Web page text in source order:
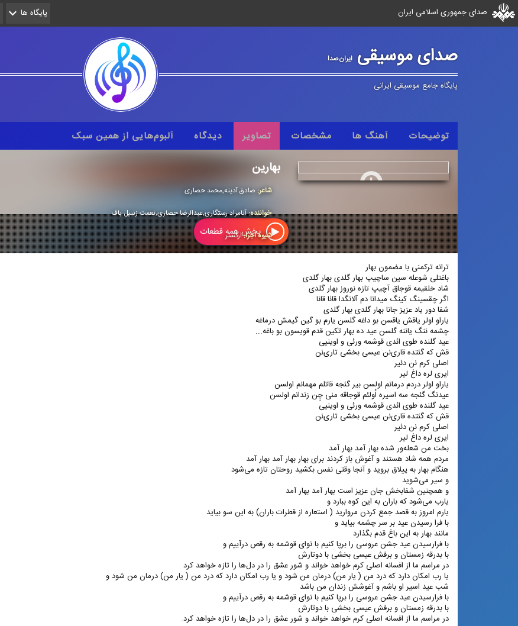
صدای جمهوری اسلامی ایران پایگاه ها
صدای موسیقیایران‌صدا
پایگاه جامع موسیقی ایرانی
توضیحات آهنگ ها مشخصات تصاویر دیدگاه آلبوم‌هایی از همین سبک
بهارین
شاعر: صادق آدینه,محمد حصاری
خواننده:آنامراد رستگاری,عبدالرضا حصاری,نعمت زنبیل باف
شیوه اجرا:اركستر
پخش همه قطعات
ترانه ترکمنی با مضمون بهار
باغتلی شوعله سین ساچیپ بهار گلدی بهار گلدی
شاد خلقیمه قوجاق آچیپ تازه نوروز بهار گلدی
اگر چقسینگ کینگ میدانا دم آلانگدا قانا قانا
شفا دور یاد عزیز جانا بهار گلدی بهار گلدی
یاراو اولر یاقش یاقسن بو داغه گلسن یارم بو گین گیمش درماغه
چشمه ننگ یاننه گلسن عید ده بهار تکین قدم قویسون بو باغه...
عید گلنده طوی ائدی قوشمه ورئی و اوینیی
قش که گئتده قاری‌نن عیسی بخشی تاری‌نن
اصلی کرم نن دئیر
ایری لره داغ لیر
یاراو اولر دردم درمانم اولسن بیر گئجه قاتلم مهمانم اولسن
عیدنگ گئجه سه اسیره اُولئم قوجاقه منی چِن زندانم اولسن
عید گلنده طوی ائدی قوشمه ورئی و اوینیی
قش که گئتده قاری‌نن عیسی بخشی تاری‌نن
اصلی کرم نن دئیر
ایری لره داغ لیر
بخت من شعله‌ور شده بهار آمد بهار آمد
مردم همه شاد هستند و آغوش باز کردند برای بهار بهار آمد بهار آمد
هنگام بهار به ییلاق بروید و آنجا وقتی نفس بکشید روحتان تازه می‌شود
و سیر می‌شوید
و همچنین شفابخش جان عزیز است بهار آمد بهار آمد
یارب می‌شود که باران به این کوه ببارد و
یارم امروز به قصد جمع کردن مروارید ( استعاره از قطرات باران) به این سو بیاید
با فرا رسیدن عید بر سر چشمه بیاید و
مانند بهار به این باغ قدم بگذارد
با فرارسیدن عید جشن عروسی را برپا کنیم با نوای قوشمه به رقص درآییم و
با بدرقه زمستان و برفش عیسی بخشی با دوتارش
در مراسم ما از افسانه اصلی کرم خواهد خواند و شور عشق را در دل‌ها را تازه خواهد کرد
یا رب امکان دارد که درد من ( یار من) درمان من شود و یا رب امکان دارد که درد من ( یار من) درمان من شود و
شب عید اسیر او باشم و آغوشش زندان من باشد
با فرارسیدن عید جشن عروسی را برپا کنیم با نوای قوشمه به رقص درآییم و
با بدرقه زمستان و برفش عیسی بخشی با دوتارش
در مراسم ما از افسانه اصلی کرم خواهد خواند و شور عشق را در دل‌ها را تازه خواهد کرد.